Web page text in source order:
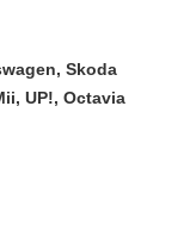
Skoda
UP!, Octavia